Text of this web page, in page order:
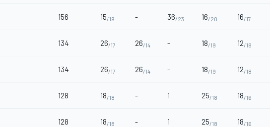
156 15/19 - 36/23 16/20 16/17
134 26/17 26/14 - 18/19 12/18
134 26/17 26/14 - 18/19 12/18
128 18/18 - 1 25/18 18/16
128 18/18 - 1 25/18 18/16